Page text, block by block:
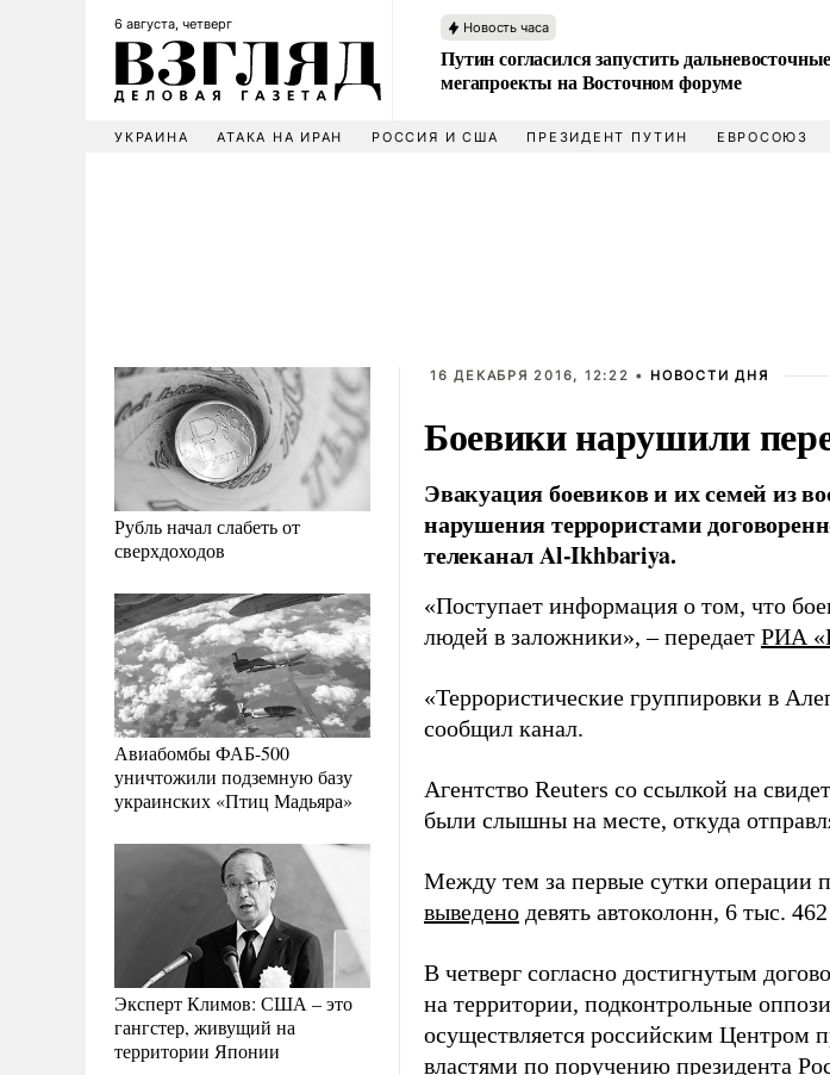
6 августа, четверг Новость часа
Путин согласился запустить дальневосточные
мегапроекты на Восточном форуме
УКРАИНА АТАКА НА ИРАН РОССИЯ И США ПРЕЗИДЕНТ ПУТИН ЕВРОСОЮЗ
Рубль начал слабеть от
сверхдоходов
Авиабомбы ФАБ-500
уничтожили подземную базу
украинских «Птиц Мадьяра»
Эксперт Климов: США – это
гангстер, живущий на
территории Японии
16 ДЕКАБРЯ 2016, 12:22 • НОВОСТИ ДНЯ
Боевики нарушили
Эвакуация боевиков и их семей из
нарушения террористами
телеканал Al-Ikhbariya.
«Поступает информация о том, что
людей в заложники», – передает РИА
«Террористические группировки в
сообщил канал.
Агентство Reuters со ссылкой на
были слышны на месте, откуда
Между тем за первые сутки операции
выведено девять автоколонн, 6 тыс.
В четверг согласно достигнутым
на территории, подконтрольные
осуществляется российским Центром
властями по поручению президента